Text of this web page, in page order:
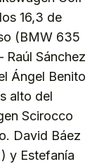
16,3 de
(BMW 635
Raúl Sánchez
Ángel Benito
alto del
Scirocco
David Báez
y Estefanía